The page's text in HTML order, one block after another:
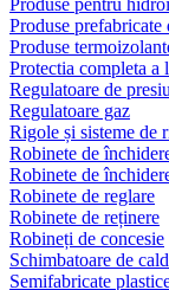
Produse pentru
Produse
Produse
Protectia completa a
Regulatoare de
Regulatoare gaz
Rigole și sisteme de
Robinete de
Robinete de
Robinete de reglare
Robinete de reținere
Robineți de concesie
Schimbatoare de
Semifabricate